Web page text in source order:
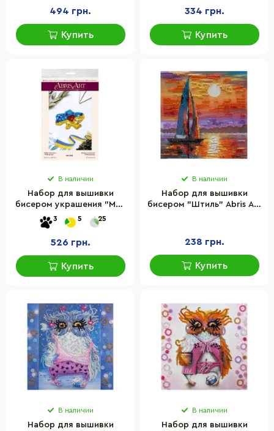
холсте
494 грн.
Купить
334 грн.
Купить
В наличии
Набор для вышивки
бисером украшения "Моя
родная" Abris Art AD-224
на натуральном холсте
3 5 25
526 грн.
Купить
В наличии
Набор для вышивки
бисером "Штиль" Abris Art
238 грн.
Купить
В наличии
Набор для вышивки
В наличии
Набор для вышивки